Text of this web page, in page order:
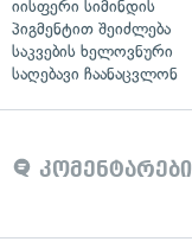
იისფერი სიმინდის
პიგმენტით შეიძლება
საკვების ხელოვნური
საღებავი ჩაანაცვლონ
კომენტარები